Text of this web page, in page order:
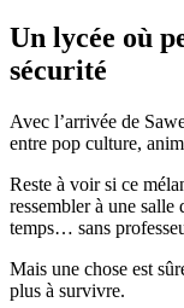
Un lycée où
sécurité
Avec l’arrivée de
entre pop culture,
Reste à voir si ce
ressembler à une salle
temps… sans
Mais une chose est
plus à survivre.